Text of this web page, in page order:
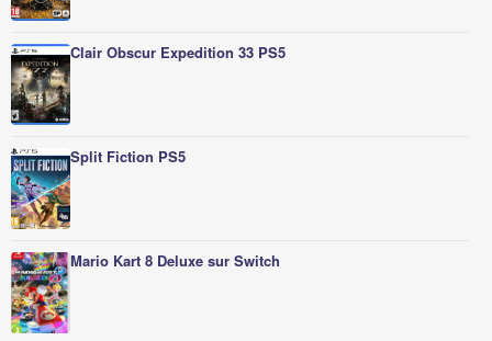
Clair Obscur Expedition 33 PS5
Split Fiction PS5
Mario Kart 8 Deluxe sur Switch